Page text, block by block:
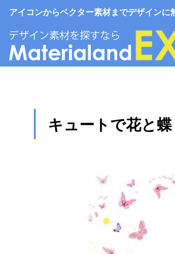
アイコンからベクター素材までデザイン
キュートで花と